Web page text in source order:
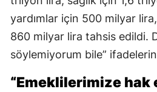
yardımlar için 500 milyar
860 milyar lira tahsis edildi.
söylemiyorum bile”
“Emeklilerimize hak